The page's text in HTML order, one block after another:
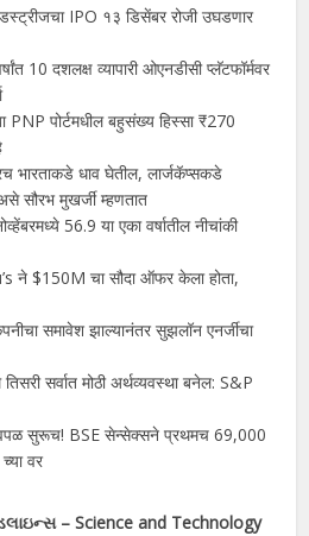
IPO १३ डिसेंबर रोजी उघडणार
10 दशलक्ष व्यापारी ओएनडीसी प्लॅटफॉर्मवर
PNP पोर्टमधील बहुसंख्य हिस्सा ₹270
भारताकडे धाव घेतील, लार्जकॅप्सकडे
सौरभ मुखर्जी म्हणतात
56.9 या एका वर्षातील नीचांकी
ने $150M चा सौदा ऑफर केला होता,
समावेश झाल्यानंतर सुझलॉन एनर्जीचा
तिसरी सर्वात मोठी अर्थव्यवस्था बनेल: S&P
सुरूच! BSE सेन्सेक्सने प्रथमच 69,000
वर
– Science and Technology